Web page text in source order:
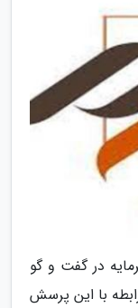
در گفت و گو
با این پرسش